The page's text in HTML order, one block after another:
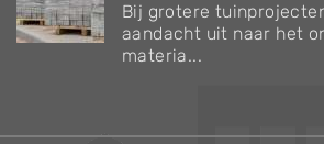
Bij grotere
aandacht uit naar het
materia...